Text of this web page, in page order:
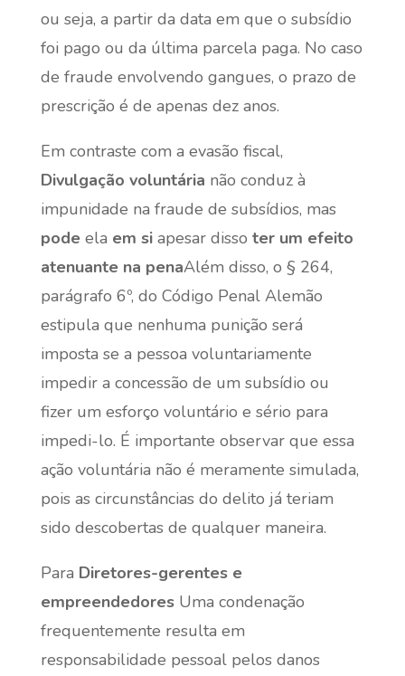
ou seja, a partir da data em que o subsídio
foi pago ou da última parcela paga. No caso
de fraude envolvendo gangues, o prazo de
prescrição é de apenas dez anos.
Em contraste com a evasão fiscal,
Divulgação voluntária não conduz à
impunidade na fraude de subsídios, mas
podeela em siapesar disso ter um efeito
atenuante na penaAlém disso, o § 264,
parágrafo 6º, do Código Penal Alemão
estipula que nenhuma punição será
imposta se a pessoa voluntariamente
impedir a concessão de um subsídio ou
fizer um esforço voluntário e sério para
impedi-lo. É importante observar que essa
ação voluntária não é meramente simulada,
pois as circunstâncias do delito já teriam
sido descobertas de qualquer maneira.
Para Diretores-gerentes e
empreendedoresUma condenação
frequentemente resulta em
responsabilidade pessoal pelos danos